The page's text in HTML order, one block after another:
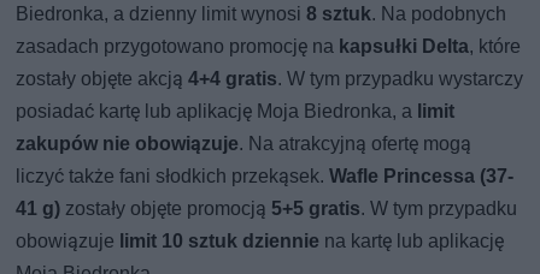
Biedronka, a dzienny limit wynosi8 sztuk. Na podobnych
zasadach przygotowano promocję na kapsułki Delta, które
zostały objęte akcją4+4 gratis. W tym przypadku wystarczy
posiadać kartę lub aplikację Moja Biedronka, a limit
zakupów nie obowiązuje. Na atrakcyjną ofertę mogą
liczyć także fani słodkich przekąsek.Wafle Princessa (37-
41 g) zostały objęte promocją 5+5 gratis. W tym przypadku
obowiązuje limit 10 sztuk dziennie na kartę lub aplikację